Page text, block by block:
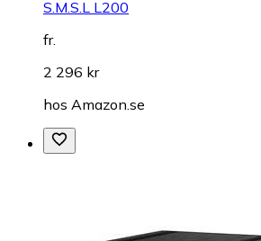
S.M.S.L L200
fr.
2 296 kr
hos Amazon.se